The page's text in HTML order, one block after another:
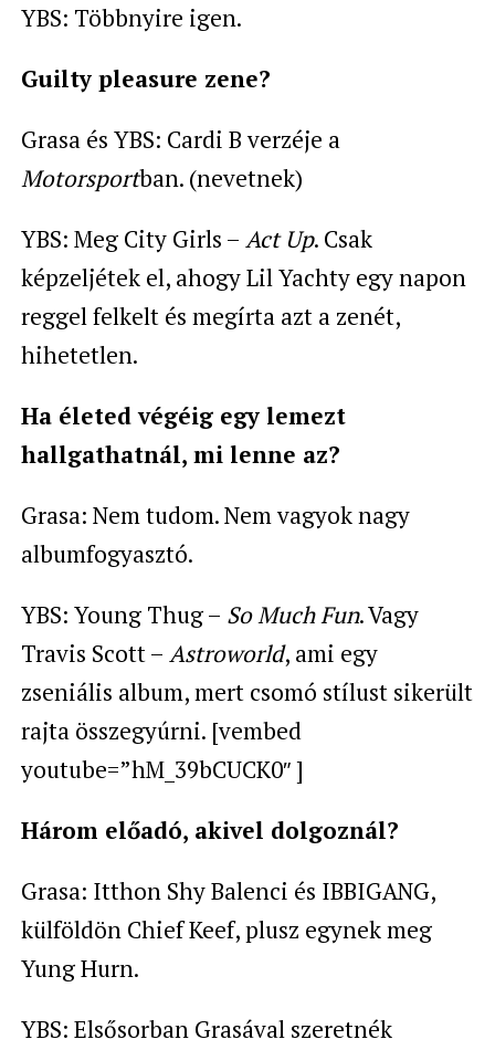
YBS: Többnyire igen.
Guilty pleasure zene?
Grasa és YBS: Cardi B verzéje a
Motorsportban. (nevetnek)
YBS: Meg City Girls – Act Up. Csak
képzeljétek el, ahogy Lil Yachty egy napon
reggel felkelt és megírta azt a zenét,
hihetetlen.
Ha életed végéig egy lemezt
hallgathatnál, mi lenne az?
Grasa: Nem tudom. Nem vagyok nagy
albumfogyasztó.
YBS: Young Thug – So Much Fun. Vagy
Travis Scott – Astroworld, ami egy
zseniális album, mert csomó stílust sikerült
rajta összegyúrni. [vembed
youtube=”hM_39bCUCK0″ ]
Három előadó, akivel dolgoznál?
Grasa: Itthon Shy Balenci és IBBIGANG,
külföldön Chief Keef, plusz egynek meg
Yung Hurn.
YBS: Elsősorban Grasával szeretnék